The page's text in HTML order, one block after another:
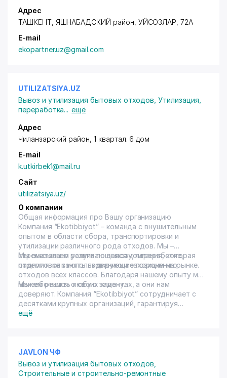
Адрес
ТАШКЕНТ, ЯШНАБАДСКИЙ район, УЙСОЗЛАР, 72А
E-mail
ekopartner.uz@gmail.com
UTILIZATSIYA.UZ
Вывоз и утилизация бытовых отходов ,Утилизация,
переработка... ещё
Адрес
Чиланзарский район, 1 квартал. 6 дом
E-mail
k.utkirbek1@mail.ru
Сайт
utilizatsiya.uz/
О компании
Общая информация про Вашу организацию
Компания “Ekotibbiyot” – команда с внушительным
опытом в области сбора, транспортировки и
утилизации различного рода отходов. Мы –
стремительно развивающаяся компания, которая
стремиться занять лидирующие позиции на рынке.
Мы оказываем услуги по вывозу, переработке,
подготовке к использованию и захоронению
отходов всех классов. Благодаря нашему опыту мы
можем решить любую задачу.
Мы заботимся о своих клиентах, а они нам
доверяют. Компания “Ekotibbiyot” сотрудничает с
десятками крупных организаций, гарантируя
каждой из них индивидуальный и комплексный
ещё
JAVLON ЧФ
Вывоз и утилизация бытовых отходов
Строительные и строительно-ремонтные